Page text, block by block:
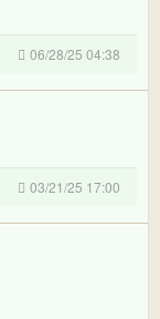
06/28/25 04:38
03/21/25 17:00